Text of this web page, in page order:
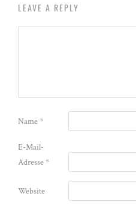
LEAVE A REPLY
Name*
E-Mail-
Adresse*
Website